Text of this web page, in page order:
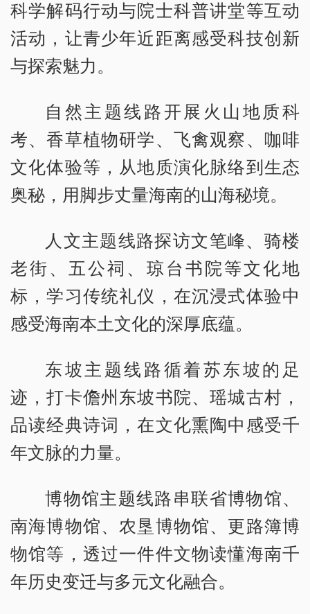
科学解码行动与院士科普讲堂等互动
活动，让青少年近距离感受科技创新
与探索魅力。
自然主题线路开展火山地质科
考、香草植物研学、飞禽观察、咖啡
文化体验等，从地质演化脉络到生态
奥秘，用脚步丈量海南的山海秘境。
人文主题线路探访文笔峰、骑楼
老街、五公祠、琼台书院等文化地
标，学习传统礼仪，在沉浸式体验中
感受海南本土文化的深厚底蕴。
东坡主题线路循着苏东坡的足
迹，打卡儋州东坡书院、瑶城古村，
品读经典诗词，在文化熏陶中感受千
年文脉的力量。
博物馆主题线路串联省博物馆、
南海博物馆、农垦博物馆、更路簿博
物馆等，透过一件件文物读懂海南千
年历史变迁与多元文化融合。